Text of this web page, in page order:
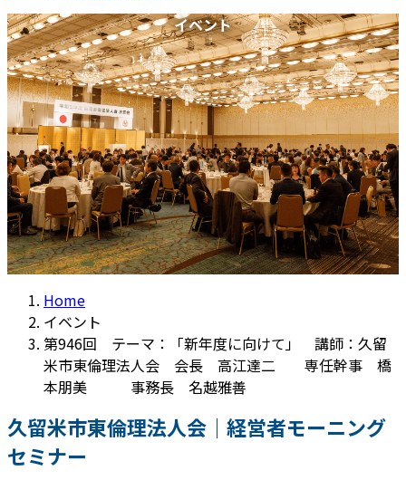
イベント
Home
イベント
第946回 テーマ：「新年度に向けて」 講師：久留
米市東倫理法人会 会長 高江達二 専任幹事 橋
本朋美 事務長 名越雅善
久留米市東倫理法人会｜経営者モーニング
セミナー